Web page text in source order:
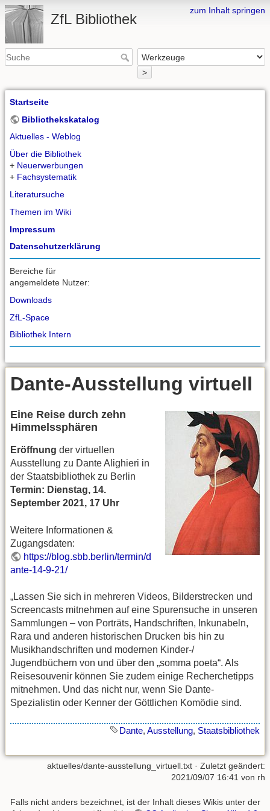
zum Inhalt springen
ZfL Bibliothek
>
Startseite
Bibliothekskatalog
Aktuelles - Weblog
Über die Bibliothek
+ Neuerwerbungen
+ Fachsystematik
Literatursuche
Themen im Wiki
Impressum
Datenschutzerklärung
Bereiche für
angemeldete Nutzer:
Downloads
ZfL-Space
Bibliothek Intern
Dante-Ausstellung virtuell
Eine Reise durch zehn
Himmelssphären
Eröffnung der virtuellen
Ausstellung zu Dante Alighieri in
der Staatsbibliothek zu Berlin
Termin: Dienstag, 14.
September 2021, 17 Uhr
Weitere Informationen &
Zugangsdaten:
https://blog.sbb.berlin/termin/d
ante-14-9-21/
„Lassen Sie sich in mehreren Videos, Bilderstrecken und
Screencasts mitnehmen auf eine Spurensuche in unseren
Sammlungen – von Porträts, Handschriften, Inkunabeln,
Rara und anderen historischen Drucken bis hin zu
Musikhandschriften und modernen Kinder-/
Jugendbüchern von und über den „somma poeta“. Als
Reisesouvenir können Sie zudem einige Recherchetipps
mitnehmen. Und das nicht nur, wenn Sie Dante-
Spezialistin oder Kenner der Göttlichen Komödie sind.
Dante, Ausstellung, Staatsbibliothek
aktuelles/dante-ausstellung_virtuell.txt · Zuletzt geändert:
2021/09/07 16:41 von rh
Falls nicht anders bezeichnet, ist der Inhalt dieses Wikis unter der